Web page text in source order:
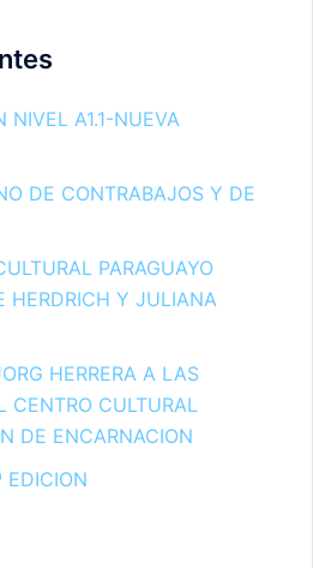
NIVEL A1.1-NUEVA
DE CONTRABAJOS Y DE
PARAGUAYO
HERDRICH Y JULIANA
HERRERA A LAS
CENTRO CULTURAL
DE ENCARNACION
EDICION